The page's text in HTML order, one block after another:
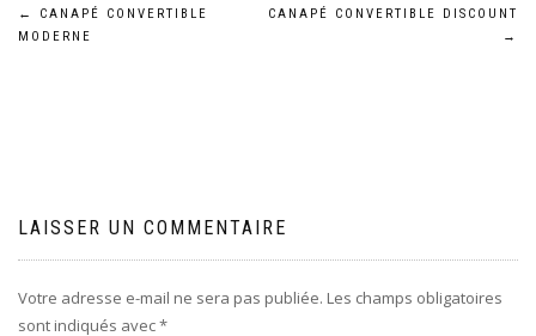
Navigation
←
CANAPÉ CONVERTIBLE
MODERNE
CANAPÉ CONVERTIBLE DISCOUNT
→
LAISSER UN COMMENTAIRE
Votre adresse e-mail ne sera pas publiée. Les champs obligatoires
sont indiqués avec*